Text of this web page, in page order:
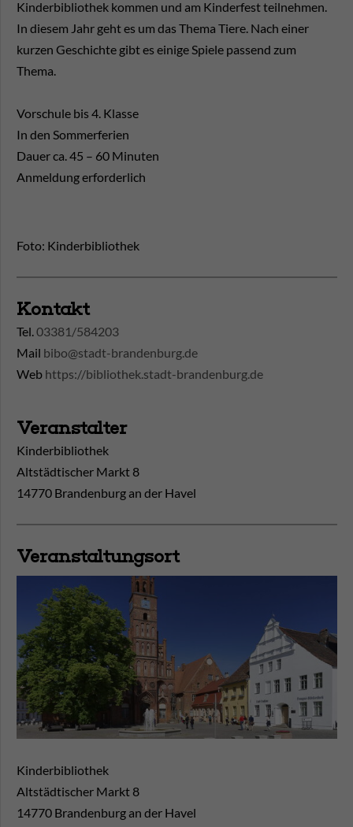
Kinderbibliothek kommen und am Kinderfest teilnehmen.
In diesem Jahr geht es um das Thema Tiere. Nach einer
kurzen Geschichte gibt es einige Spiele passend zum
Thema.
Vorschule bis 4. Klasse
In den Sommerferien
Dauer ca. 45 – 60 Minuten
Anmeldung erforderlich
Foto: Kinderbibliothek
Kontakt
Tel. 03381/584203
Mail bibo@stadt-brandenburg.de
Web https://bibliothek.stadt-brandenburg.de
Veranstalter
Kinderbibliothek
Altstädtischer Markt 8
14770 Brandenburg an der Havel
Veranstaltungsort
Kinderbibliothek
Altstädtischer Markt 8
14770 Brandenburg an der Havel